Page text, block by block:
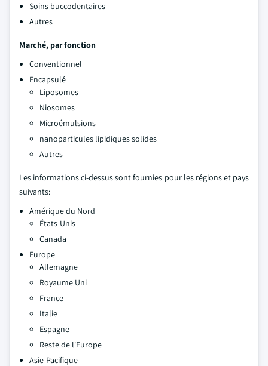
Soins buccodentaires
Autres
Marché, par fonction
Conventionnel
Encapsulé
Liposomes
Niosomes
Microémulsions
nanoparticules lipidiques solides
Autres
Les informations ci-dessus sont fournies pour les régions et pays
suivants:
Amérique du Nord
États-Unis
Canada
Europe
Allemagne
Royaume Uni
France
Italie
Espagne
Reste de l'Europe
Asie-Pacifique